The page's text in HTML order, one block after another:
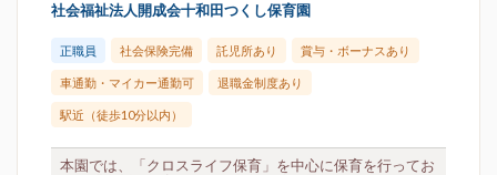
社会福祉法人開成会十和田つくし保育園
正職員 社会保険完備 託児所あり 賞与・ボーナスあり
車通勤・マイカー通勤可 退職金制度あり
駅近（徒歩10分以内）
本園では、「クロスライフ保育」を中心に保育を行ってお